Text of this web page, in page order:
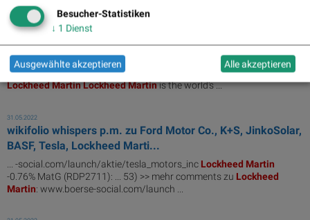
15.07.2022
wikifolio whispers a.m. McDonalds, Amazon, VISA,
Lockheed Martin, Coca-Cola, Pfizer, Jo...
... launch/aktie/visa_cl_a_-0001
0.16%
GoetzPortfolios (ARMAMENT ... these standout companies:
LockheedMartinLockheedMartinis the world's ...
31.05.2022
wikifolio whispers p.m. zu Ford Motor Co., K+S, JinkoSolar,
BASF, Tesla, Lockheed Marti...
... -social.com/launch/aktie/tesla_motors_inc Lockheed Martin
-0.76% MatG (RDP2711): ... 53) >> mehr comments zu Lockheed
Martin: www.boerse-social.com/launch ...
Besucher-Statistiken
↓ 1 Dienst
Ausgewählte akzeptieren Alle akzeptieren